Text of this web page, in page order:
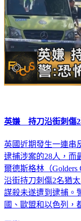
英嫌 持刀沿街刺傷
英國近期發生一連串
逮捕涉案的28人，而
爾德斯格林（Golders
沿街持刀刺傷2名猶
謀殺未遂遭到逮捕。
國、歐盟和以色列，